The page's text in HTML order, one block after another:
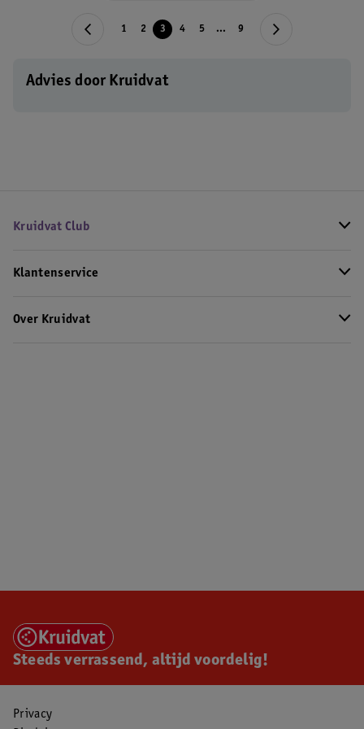
1 2 3 4 5 ... 9
Advies door Kruidvat
Kruidvat Club
Klantenservice
Over Kruidvat
Steeds verrassend, altijd voordelig!
Privacy